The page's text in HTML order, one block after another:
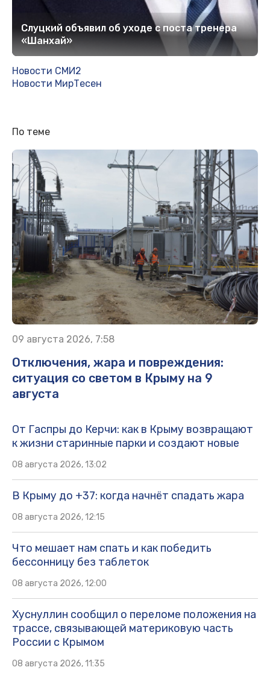
Слуцкий объявил об уходе с поста тренера
«Шанхай»
Новости СМИ2
Новости МирТесен
По теме
09 августа 2026, 7:58
Отключения, жара и повреждения:
ситуация со светом в Крыму на 9
августа
От Гаспры до Керчи: как в Крыму возвращают
к жизни старинные парки и создают новые
08 августа 2026, 13:02
В Крыму до +37: когда начнёт спадать жара
08 августа 2026, 12:15
Что мешает нам спать и как победить
бессонницу без таблеток
08 августа 2026, 12:00
Хуснуллин сообщил о переломе положения на
трассе, связывающей материковую часть
России с Крымом
08 августа 2026, 11:35